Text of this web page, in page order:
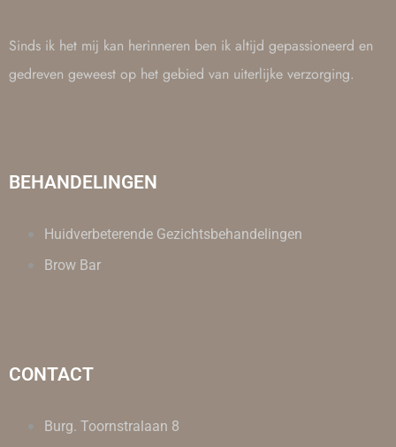
Sinds ik het mij kan herinneren ben ik altijd gepassioneerd en
gedreven geweest op het gebied van uiterlijke verzorging.
BEHANDELINGEN
Huidverbeterende Gezichtsbehandelingen
Brow Bar
CONTACT
Burg. Toornstralaan 8